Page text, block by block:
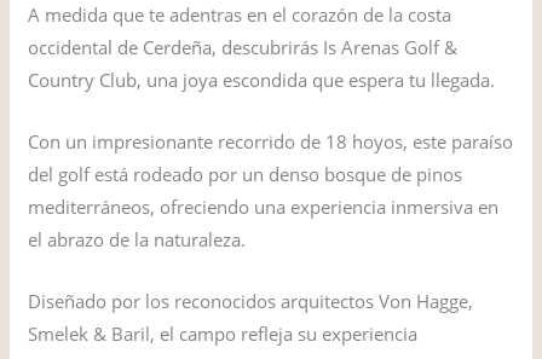
A medida que te adentras en el corazón de la costa
occidental de Cerdeña, descubrirás Is Arenas Golf &
Country Club, una joya escondida que espera tu llegada.
Con un impresionante recorrido de 18 hoyos, este paraíso
del golf está rodeado por un denso bosque de pinos
mediterráneos, ofreciendo una experiencia inmersiva en
el abrazo de la naturaleza.
Diseñado por los reconocidos arquitectos Von Hagge,
Smelek & Baril, el campo refleja su experiencia